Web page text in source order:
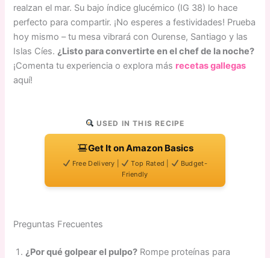
realzan el mar. Su bajo índice glucémico (IG 38) lo hace
perfecto para compartir. ¡No esperes a festividades! Prueba
hoy mismo – tu mesa vibrará con Ourense, Santiago y las
Islas Cíes. ¿Listo para convertirte en el chef de la noche?
¡Comenta tu experiencia o explora más recetas gallegas
aquí!
USED IN THIS RECIPE
Get It on Amazon Basics
Free Delivery | Top Rated |
Budget-
Friendly
Preguntas Frecuentes
¿Por qué golpear el pulpo? Rompe proteínas para